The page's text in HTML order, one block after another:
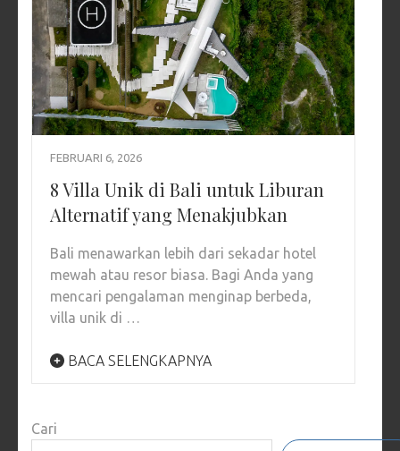
FEBRUARI 6, 2026
8 Villa Unik di Bali untuk Liburan
Alternatif yang Menakjubkan
Bali menawarkan lebih dari sekadar hotel
mewah atau resor biasa. Bagi Anda yang
mencari pengalaman menginap berbeda,
villa unik di …
BACA SELENGKAPNYA
Cari